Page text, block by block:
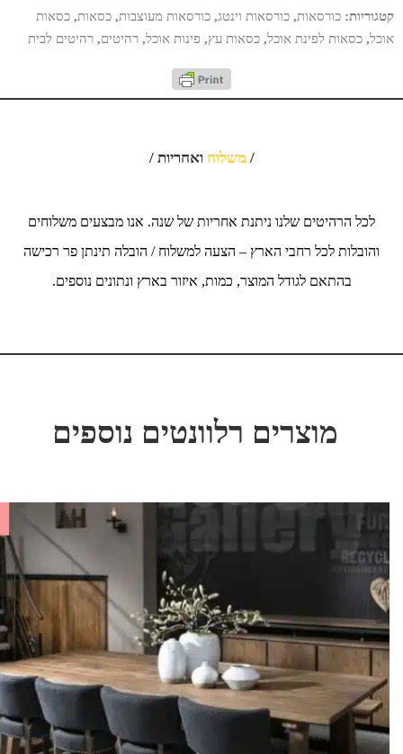
קטגוריות: כורסאות, כורסאות וינטג, כורסאות מעוצבות, כסאות, כסאות
אוכל, כסאות לפינת אוכל, כסאות עץ, פינות אוכל, רהיטים, רהיטים לבית
/משלוח ואחריות /
לכל הרהיטים שלנו ניתנת אחריות של שנה. אנו מבצעים משלוחים
והובלות לכל רחבי הארץ – הצעה למשלוח / הובלה תינתן פר רכישה
בהתאם לגודל המוצר, כמות, איזור בארץ ונתונים נוספים.
מוצרים רלוונטים נוספים